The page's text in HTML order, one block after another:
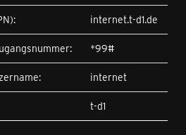
internet.t-d1.de
*99#
internet
t-d1